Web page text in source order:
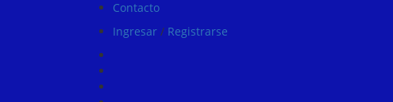
Contacto
Ingresar / Registrarse